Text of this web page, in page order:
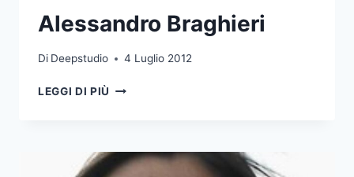
Alessandro Braghieri
Di Deepstudio 4 Luglio 2012
LEGGI DI PIÙ ALESSANDRO